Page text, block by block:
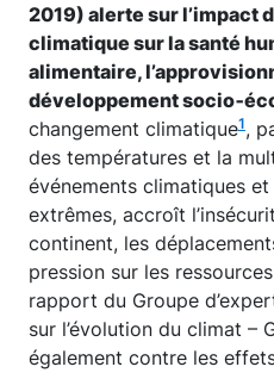
2019) alerte sur l’impact
climatique sur la santé
alimentaire,
développement
changement climatique1,
des températures et la
événements climatiques
extrêmes, accroît
continent, les
pression sur les
rapport du Groupe
sur l’évolution du climat –
également contre les